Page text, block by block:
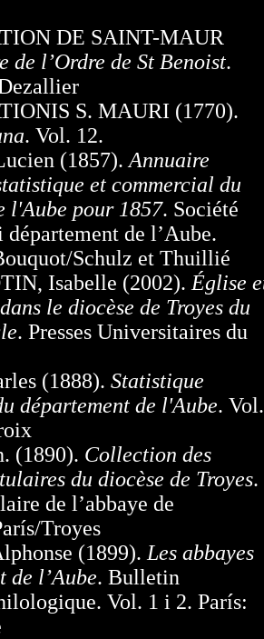
DE SAINT-MAUR
de l’Ordre de St Benoist.
S. MAURI (1770).
. Vol. 12.
(1857). Annuaire
et commercial du
l'Aube pour 1857. Société
de l’Aube.
Schulz et Thuillié
Isabelle (2002). Église
le diocèse de Troyes du
. Presses Universitaires du
(1888). Statistique
département de l'Aube. Vol.
(1890). Collection des
du diocèse de Troyes.
de l’abbaye de
Troyes
(1899). Les abbayes
de l’Aube. Bulletin
Vol. 1 i 2. París: